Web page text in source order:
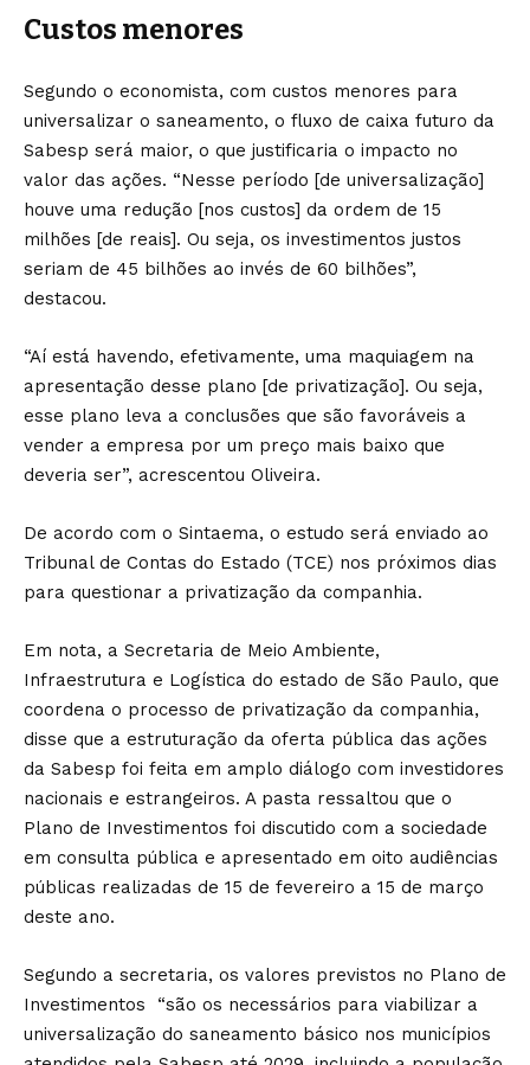
Custos menores
Segundo o economista, com custos menores para
universalizar o saneamento, o fluxo de caixa futuro da
Sabesp será maior, o que justificaria o impacto no
valor das ações. “Nesse período [de universalização]
houve uma redução [nos custos] da ordem de 15
milhões [de reais]. Ou seja, os investimentos justos
seriam de 45 bilhões ao invés de 60 bilhões”,
destacou.
“Aí está havendo, efetivamente, uma maquiagem na
apresentação desse plano [de privatização]. Ou seja,
esse plano leva a conclusões que são favoráveis a
vender a empresa por um preço mais baixo que
deveria ser”, acrescentou Oliveira.
De acordo com o Sintaema, o estudo será enviado ao
Tribunal de Contas do Estado (TCE) nos próximos dias
para questionar a privatização da companhia.
Em nota, a Secretaria de Meio Ambiente,
Infraestrutura e Logística do estado de São Paulo, que
coordena o processo de privatização da companhia,
disse que a estruturação da oferta pública das ações
da Sabesp foi feita em amplo diálogo com investidores
nacionais e estrangeiros. A pasta ressaltou que o
Plano de Investimentos foi discutido com a sociedade
em consulta pública e apresentado em oito audiências
públicas realizadas de 15 de fevereiro a 15 de março
deste ano.
Segundo a secretaria, os valores previstos no Plano de
Investimentos “são os necessários para viabilizar a
universalização do saneamento básico nos municípios